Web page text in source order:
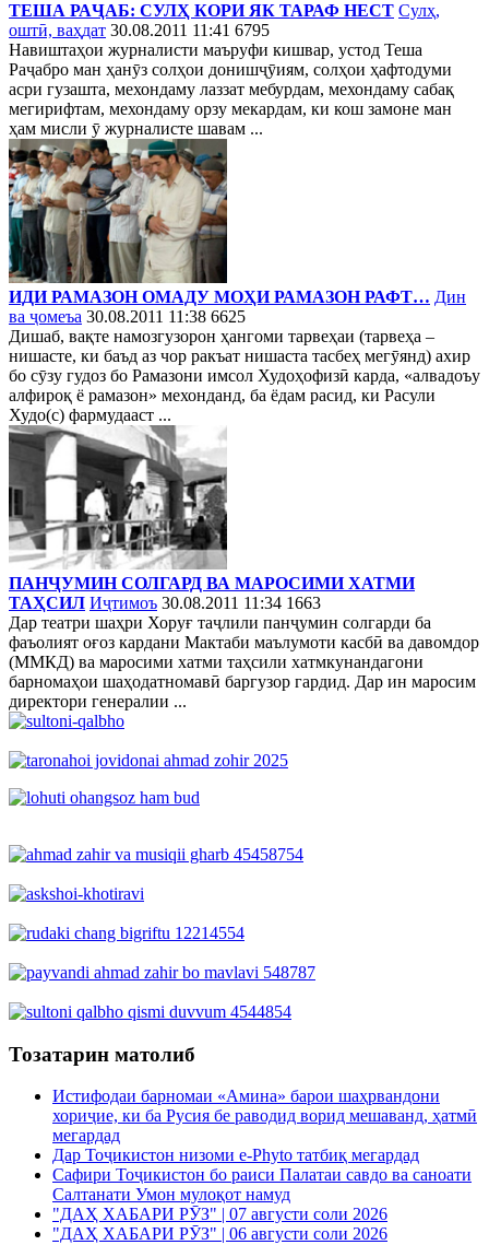
ТЕША РАҶАБ: СУЛҲ КОРИ ЯК ТАРАФ НЕСТ Сулҳ,
оштӣ, ваҳдат 30.08.2011 11:41 6795
Навиштаҳои журналисти маъруфи кишвар, устод Теша
Раҷабро ман ҳанӯз солҳои донишҷӯиям, солҳои ҳафтодуми
асри гузашта, мехондаму лаззат мебурдам, мехондаму сабақ
мегирифтам, мехондаму орзу мекардам, ки кош замоне ман
ҳам мисли ӯ журналисте шавам ...
ИДИ РАМАЗОН ОМАДУ МОҲИ РАМАЗОН РАФТ… Дин
ва ҷомеъа 30.08.2011 11:38 6625
Дишаб, вақте намозгузорон ҳангоми тарвеҳаи (тарвеҳа –
нишасте, ки баъд аз чор ракъат нишаста тасбеҳ мегӯянд) ахир
бо сӯзу гудоз бо Рамазони имсол Худоҳофизӣ карда, «алвадоъу
алфироқ ё рамазон» мехонданд, ба ёдам расид, ки Расули
Худо(с) фармудааст ...
ПАНҶУМИН СОЛГАРД ВА МАРОСИМИ ХАТМИ
ТАҲСИЛ Иҷтимоъ 30.08.2011 11:34 1663
Дар театри шаҳри Хоруғ таҷлили панҷумин солгарди ба
фаъолият оғоз кардани Мактаби маълумоти касбӣ ва давомдор
(ММКД) ва маросими хатми таҳсили хатмкунандагони
барномаҳои шаҳодатномавӣ баргузор гардид. Дар ин маросим
директори генералии ...
Тозатарин матолиб
Истифодаи барномаи «Амина» барои шаҳрвандони
хориҷие, ки ба Русия бе раводид ворид мешаванд, ҳатмӣ
мегардад
Дар Тоҷикистон низоми e-Phyto татбиқ мегардад
Сафири Тоҷикистон бо раиси Палатаи савдо ва саноати
Салтанати Умон мулоқот намуд
"ДАҲ ХАБАРИ РӮЗ" | 07 августи соли 2026
"ДАҲ ХАБАРИ РӮЗ" | 06 августи соли 2026